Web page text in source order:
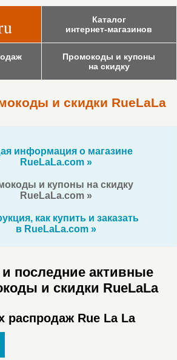
Каталог
интернет-магазинов
Промокоды и купоны
на скидку
и скидки RueLaLa
информация о магазине
RueLaLa.com »
и купоны на скидку
RueLaLa.com »
как купить и заказать
в RueLaLa.com »
последние активные
и скидки RueLaLa
распродаж Rue La La